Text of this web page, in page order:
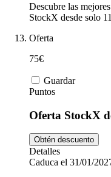
Descubre las
StockX desde solo
Oferta
75€
Guardar
Puntos
Oferta StockX
Obtén descuento
Detalles
Caduca el 31/01/